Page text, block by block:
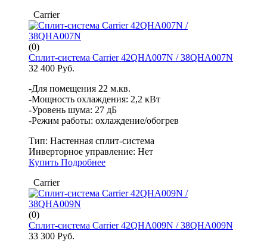
Carrier
(0)
Сплит-система Carrier 42QHA007N / 38QHA007N
32 400 Руб.
-Для помещения 22 м.кв.
-Мощность охлаждения: 2,2 кВт
-Уровень шума: 27 дБ
-Режим работы: охлаждение/обогрев
Тип: Настенная сплит-система
Инверторное управление: Нет
Купить Подробнее
Carrier
(0)
Сплит-система Carrier 42QHA009N / 38QHA009N
33 300 Руб.